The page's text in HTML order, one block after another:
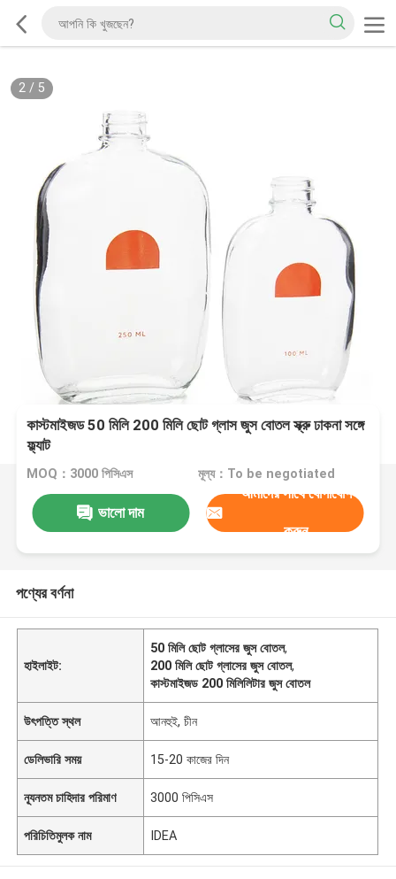
2/ 5
কাস্টমাইজড 50 মিলি 200 মিলি ছোট গ্লাস জুস বোতল স্ক্রু ঢাকনা সঙ্গে
ফ্ল্যাট
MOQ：3000 পিসিএস মূল্য：To be negotiated
ভালো দাম
আমাদের সাথে যোগাযোগ
করুন
পণ্যের বর্ণনা
হাইলাইট:
50 মিলি ছোট গ্লাসের জুস বোতল,
200 মিলি ছোট গ্লাসের জুস বোতল,
কাস্টমাইজড 200 মিলিলিটার জুস বোতল
উৎপত্তি স্থল আনহুই, চীন
ডেলিভারি সময় 15-20 কাজের দিন
ন্যূনতম চাহিদার পরিমাণ 3000 পিসিএস
পরিচিতিমুলক নাম IDEA